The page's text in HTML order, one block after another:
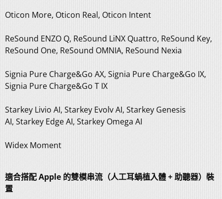
Oticon More, Oticon Real, Oticon Intent
ReSound ENZO Q, ReSound LiNX Quattro, ReSound Key,
ReSound One, ReSound OMNIA, ReSound Nexia
Signia Pure Charge&Go AX, Signia Pure Charge&Go IX,
Signia Pure Charge&Go T IX
Starkey Livio AI, Starkey Evolv AI, Starkey Genesis
AI, Starkey Edge AI, Starkey Omega AI
Widex Moment
適合搭配 Apple 的雙模串流（人工耳蝸植入體 + 助聽器）裝
置